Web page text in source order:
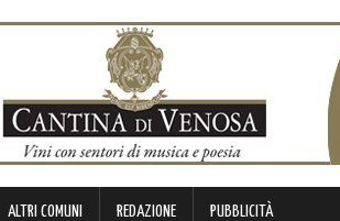
ALTRI COMUNI REDAZIONE PUBBLICITÀ